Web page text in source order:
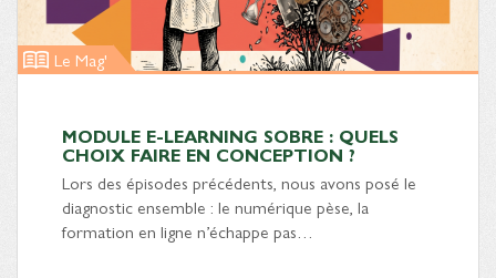
Le Mag'
MODULE E-LEARNING SOBRE : QUELS
CHOIX FAIRE EN CONCEPTION ?
Lors des épisodes précédents, nous avons posé le
diagnostic ensemble : le numérique pèse, la
formation en ligne n’échappe pas…